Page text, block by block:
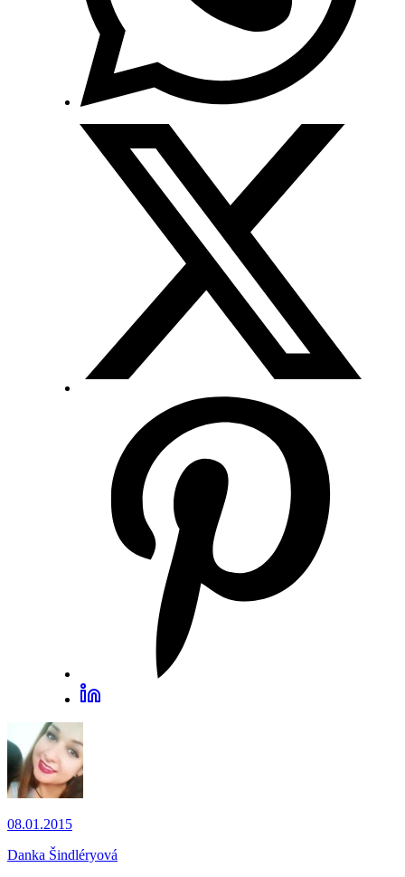
08.01.2015
Danka Šindléryová